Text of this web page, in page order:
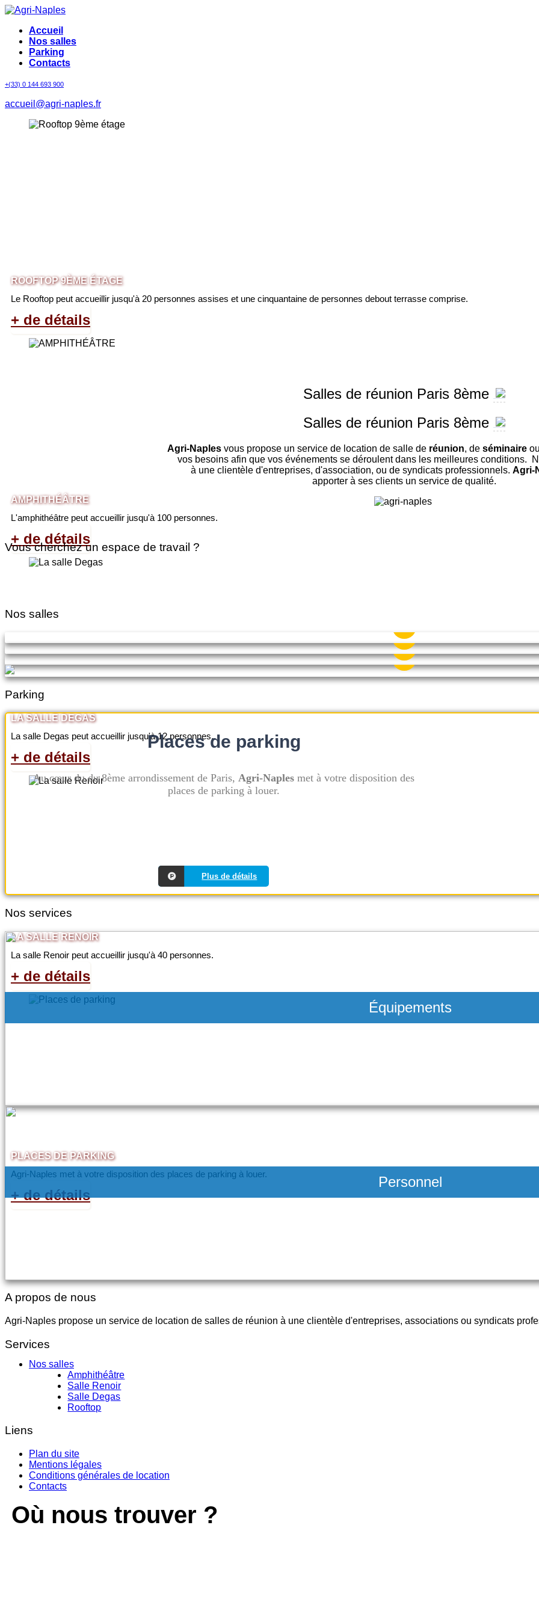
Accueil
Nos salles
Parking
Contacts
+(33) 0 144 693 900
accueil@agri-naples.fr
ROOFTOP 9ÈME ÉTAGE
Le Rooftop peut accueillir jusqu'à 20 personnes assises et une cinquantaine de personnes debout terrasse comprise.
+ de détails
AMPHITHÉÂTRE
L'amphithéâtre peut accueillir jusqu'à 100 personnes.
+ de détails
LA SALLE DEGAS
La salle Degas peut accueillir jusqu'à 12 personnes.
+ de détails
LA SALLE RENOIR
La salle Renoir peut accueillir jusqu'à 40 personnes.
+ de détails
PLACES DE PARKING
Agri-Naples met à votre disposition des places de parking à louer.
+ de détails
Salles de réunion Paris 8ème
Salles de réunion Paris 8ème
Agri-Naples vous propose un service de location de salle de réunion, de séminaire
vos besoins afin que vos événements se déroulent dans les meilleures conditions.
à une clientèle d'entreprises, d'association, ou de syndicats professionnels. Agri-
apporter à ses clients un service de qualité.
Vous cherchez un espace de travail ?
Nos salles
100 personnes Journée 1/2 journée À partir de480€
20 personnes Journée 1/2 journée Soirée Week-
40 personnes Journée 1/2 journée À partir de300€
12 personnes Journée 1/2 journée À partir de120€
Parking
Places de parking
Au cœur du du 8ème arrondissement de Paris, Agri-Naples met à votre disposition des
places de parking à louer.
Plus de détails
Loyer mensuel : 240€ TTC
Location de parking avec un bail d’un an renouvelable par tacite
Nos services
Équipements
Personnel
A propos de nous
Agri-Naples propose un service de location de salles de réunion à une clientèle d'entreprises, associations ou syndicats
Services
Nos salles
Amphithéâtre
Salle Renoir
Salle Degas
Rooftop
Liens
Plan du site
Mentions légales
Conditions générales de location
Contacts
Où nous trouver ?